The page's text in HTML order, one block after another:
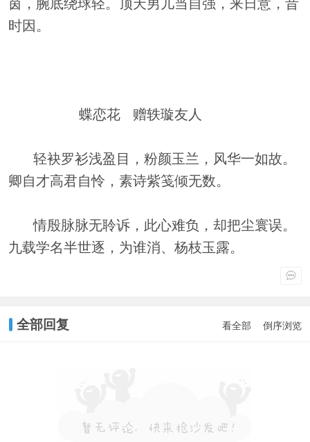
茵，腕底绕球轻。顶天男儿当自强，来日意，昔
时因。
蝶恋花 赠轶璇友人
轻袂罗衫浅盈目，粉颜玉兰，风华一如故。
卿自才高君自怜，素诗紫笺倾无数。
情殷脉脉无聆诉，此心难负，却把尘寰误。
九载学名半世逐，为谁消、杨枝玉露。
全部回复 看全部 倒序浏览